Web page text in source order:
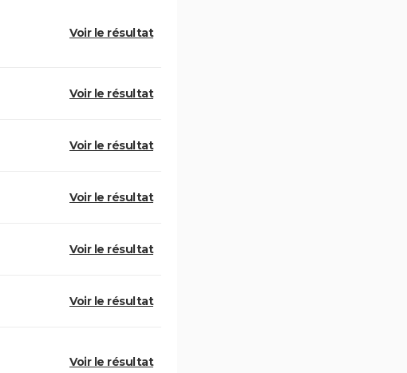
Voir le résultat
Voir le résultat
Voir le résultat
Voir le résultat
Voir le résultat
Voir le résultat
Voir le résultat